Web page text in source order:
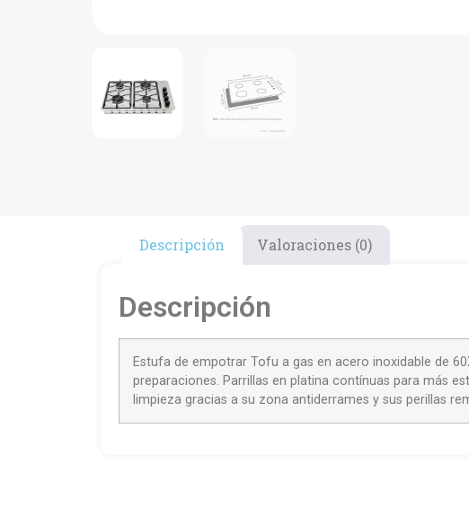
Descripción Valoraciones (0)
Descripción
Estufa de empotrar Tofu a gas en acero inoxidable de
preparaciones. Parrillas en platina contínuas para más
limpieza gracias a su zona antiderrames y sus perillas